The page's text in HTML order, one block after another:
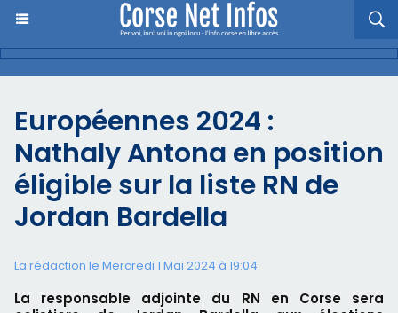
Européennes 2024 :
Nathaly Antona en position
éligible sur la liste RN de
Jordan Bardella
La rédaction le Mercredi 1 Mai 2024 à 19:04
La responsable adjointe du RN en Corse sera